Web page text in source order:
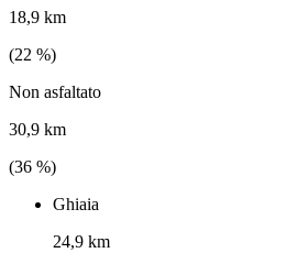
18,9 km
(22 %)
Non asfaltato
30,9 km
(36 %)
Ghiaia
24,9 km